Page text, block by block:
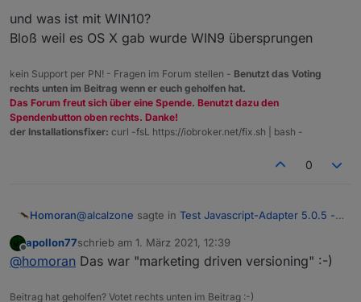
und was ist mit WIN10?
Bloß weil es OS X gab wurde WIN9 übersprungen
kein Support per PN! - Fragen im Forum stellen - Benutzt das Voting
rechts unten im Beitrag wenn er euch geholfen hat.
Das Forum freut sich über eine Spende. Benutzt dazu den
Spendenbutton oben rechts. Danke!
der Installationsfixer: curl -fsL https://iobroker.net/fix.sh | bash -
0
Homoran@alcalzone sagte in Test Javascript-Adapter 5.0.5 -
wieder beim emotional versioning wären
Offline
apollon77schrieb am 1. März 2021, 12:39
zuletzt editiert von
@homoran Das war "marketing driven versioning" :-)
Beitrag hat geholfen? Votet rechts unten im Beitrag :-)